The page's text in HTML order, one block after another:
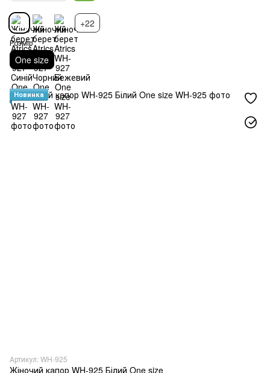
+22
Розмір
One size
Новинка
Артикул: WH-925
Жіночий капор WH-925 Білий One size